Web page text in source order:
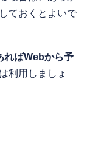
ておくとよいで
ればWebから予
利用しましょ